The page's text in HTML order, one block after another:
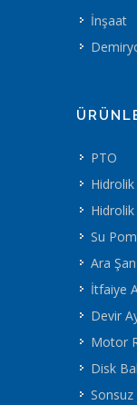
İnşaat
PTO
Su
Ara
İtfaiye
Devir
Motor
Disk
Sonsuz